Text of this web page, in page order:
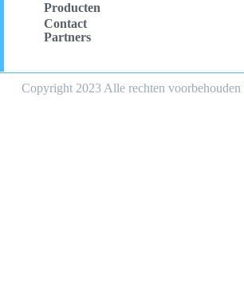
Producten
Contact
Partners
Copyright 2023 Alle rechten voorbehouden